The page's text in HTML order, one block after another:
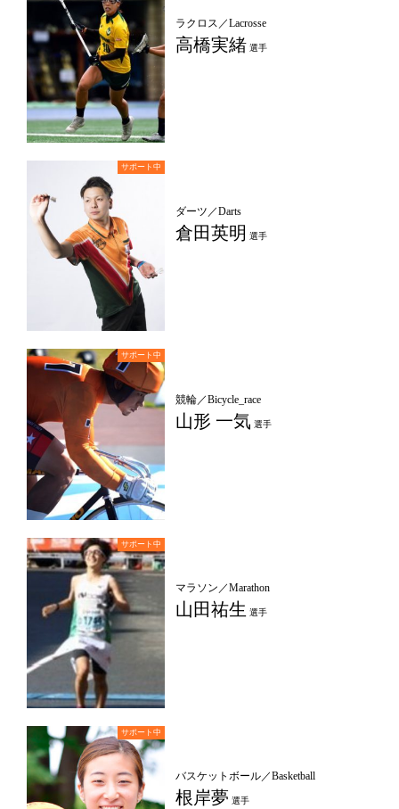
ラクロス／Lacrosse
高橋実緒 選手
ダーツ／Darts
倉田英明 選手
競輪／Bicycle_race
山形 一気 選手
マラソン／Marathon
山田祐生 選手
バスケットボール／Basketball
根岸夢 選手